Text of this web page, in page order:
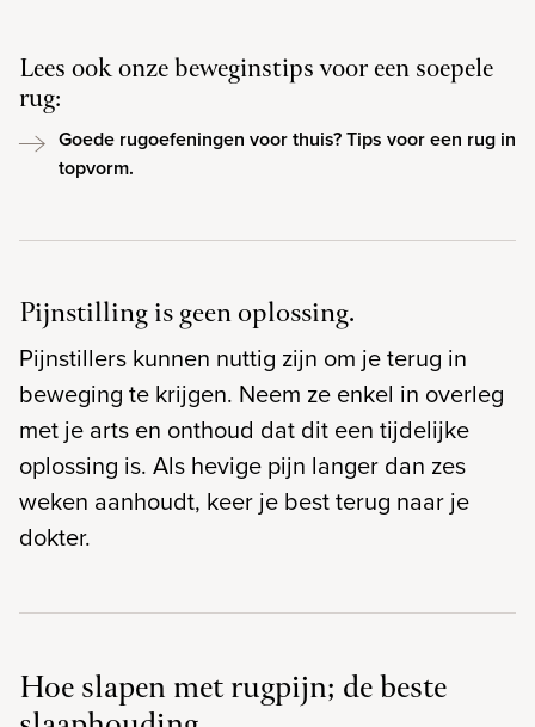
Lees ook onze beweginstips voor een soepele
rug:
Goede rugoefeningen voor thuis? Tips voor een rug in
topvorm.
Pijnstilling is geen oplossing.
Pijnstillers kunnen nuttig zijn om je terug in
beweging te krijgen. Neem ze enkel in overleg
met je arts en onthoud dat dit een tijdelijke
oplossing is. Als hevige pijn langer dan zes
weken aanhoudt, keer je best terug naar je
dokter.
Hoe slapen met rugpijn; de beste